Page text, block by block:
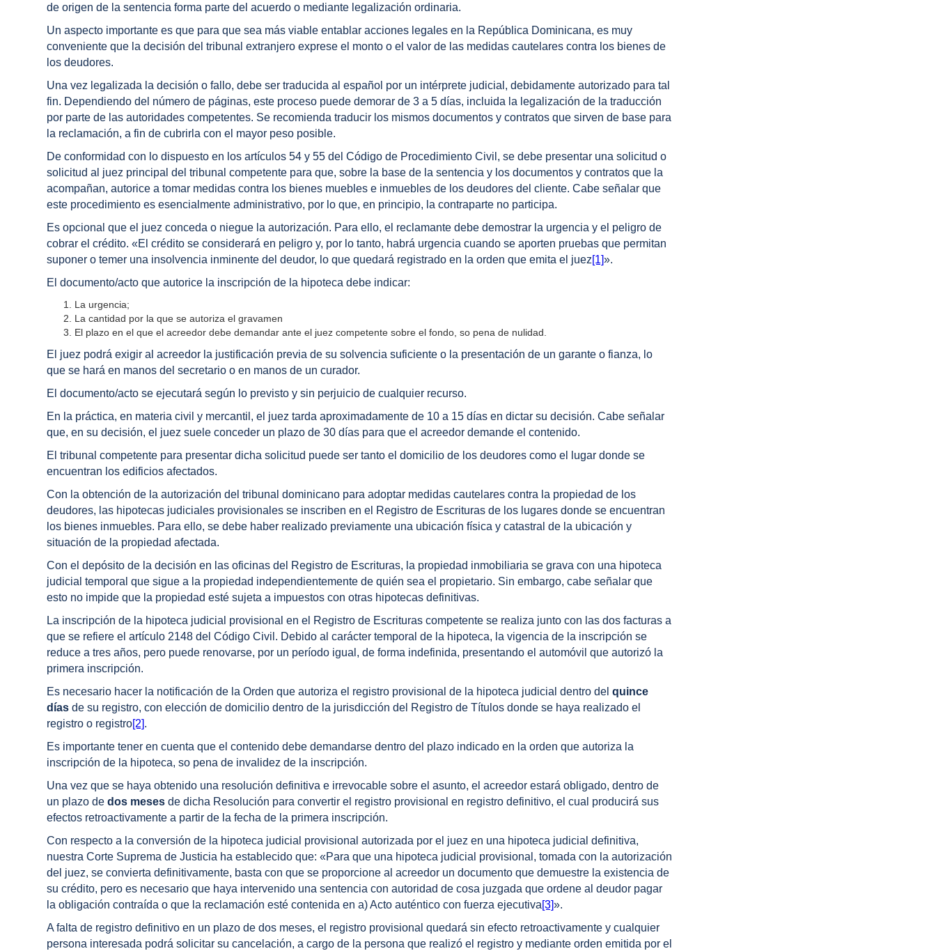
de origen de la sentencia forma parte del acuerdo o mediante legalización ordinaria.
Un aspecto importante es que para que sea más viable entablar acciones legales en la República Dominicana, es muy
conveniente que la decisión del tribunal extranjero exprese el monto o el valor de las medidas cautelares contra los bienes de
los deudores.
Una vez legalizada la decisión o fallo, debe ser traducida al español por un intérprete judicial, debidamente autorizado para tal
fin. Dependiendo del número de páginas, este proceso puede demorar de 3 a 5 días, incluida la legalización de la traducción
por parte de las autoridades competentes. Se recomienda traducir los mismos documentos y contratos que sirven de base para
la reclamación, a fin de cubrirla con el mayor peso posible.
De conformidad con lo dispuesto en los artículos 54 y 55 del Código de Procedimiento Civil, se debe presentar una solicitud o
solicitud al juez principal del tribunal competente para que, sobre la base de la sentencia y los documentos y contratos que la
acompañan, autorice a tomar medidas contra los bienes muebles e inmuebles de los deudores del cliente. Cabe señalar que
este procedimiento es esencialmente administrativo, por lo que, en principio, la contraparte no participa.
Es opcional que el juez conceda o niegue la autorización. Para ello, el reclamante debe demostrar la urgencia y el peligro de
cobrar el crédito. «El crédito se considerará en peligro y, por lo tanto, habrá urgencia cuando se aporten pruebas que permitan
suponer o temer una insolvencia inminente del deudor, lo que quedará registrado en la orden que emita el juez[1]».
El documento/acto que autorice la inscripción de la hipoteca debe indicar:
La urgencia;
La cantidad por la que se autoriza el gravamen
El plazo en el que el acreedor debe demandar ante el juez competente sobre el fondo, so pena de nulidad.
El juez podrá exigir al acreedor la justificación previa de su solvencia suficiente o la presentación de un garante o fianza, lo
que se hará en manos del secretario o en manos de un curador.
El documento/acto se ejecutará según lo previsto y sin perjuicio de cualquier recurso.
En la práctica, en materia civil y mercantil, el juez tarda aproximadamente de 10 a 15 días en dictar su decisión. Cabe señalar
que, en su decisión, el juez suele conceder un plazo de 30 días para que el acreedor demande el contenido.
El tribunal competente para presentar dicha solicitud puede ser tanto el domicilio de los deudores como el lugar donde se
encuentran los edificios afectados.
Con la obtención de la autorización del tribunal dominicano para adoptar medidas cautelares contra la propiedad de los
deudores, las hipotecas judiciales provisionales se inscriben en el Registro de Escrituras de los lugares donde se encuentran
los bienes inmuebles. Para ello, se debe haber realizado previamente una ubicación física y catastral de la ubicación y
situación de la propiedad afectada.
Con el depósito de la decisión en las oficinas del Registro de Escrituras, la propiedad inmobiliaria se grava con una hipoteca
judicial temporal que sigue a la propiedad independientemente de quién sea el propietario. Sin embargo, cabe señalar que
esto no impide que la propiedad esté sujeta a impuestos con otras hipotecas definitivas.
La inscripción de la hipoteca judicial provisional en el Registro de Escrituras competente se realiza junto con las dos facturas a
que se refiere el artículo 2148 del Código Civil. Debido al carácter temporal de la hipoteca, la vigencia de la inscripción se
reduce a tres años, pero puede renovarse, por un período igual, de forma indefinida, presentando el automóvil que autorizó la
primera inscripción.
Es necesario hacer la notificación de la Orden que autoriza el registro provisional de la hipoteca judicial dentro delquince
días de su registro, con elección de domicilio dentro de la jurisdicción del Registro de Títulos donde se haya realizado el
registro o registro[2].
Es importante tener en cuenta que el contenido debe demandarse dentro del plazo indicado en la orden que autoriza la
inscripción de la hipoteca, so pena de invalidez de la inscripción.
Una vez que se haya obtenido una resolución definitiva e irrevocable sobre el asunto, el acreedor estará obligado, dentro de
un plazo dedos meses de dicha Resolución para convertir el registro provisional en registro definitivo, el cual producirá sus
efectos retroactivamente a partir de la fecha de la primera inscripción.
Con respecto a la conversión de la hipoteca judicial provisional autorizada por el juez en una hipoteca judicial definitiva,
nuestra Corte Suprema de Justicia ha establecido que: «Para que una hipoteca judicial provisional, tomada con la autorización
del juez, se convierta definitivamente, basta con que se proporcione al acreedor un documento que demuestre la existencia de
su crédito, pero es necesario que haya intervenido una sentencia con autoridad de cosa juzgada que ordene al deudor pagar
la obligación contraída o que la reclamación esté contenida en a) Acto auténtico con fuerza ejecutiva[3]».
A falta de registro definitivo en un plazo de dos meses, el registro provisional quedará sin efecto retroactivamente y cualquier
persona interesada podrá solicitar su cancelación, a cargo de la persona que realizó el registro y mediante orden emitida por el